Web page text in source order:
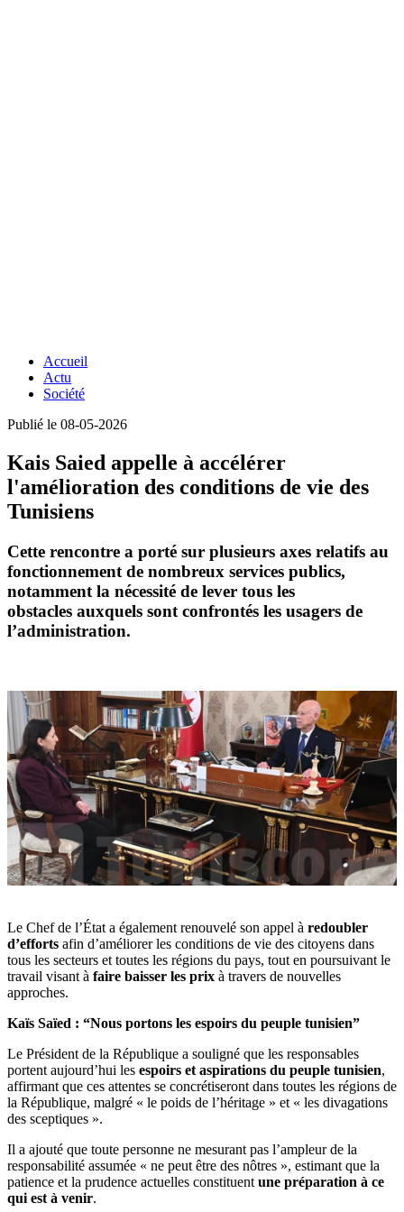
Accueil
Actu
Société
Publié le 08-05-2026
Kais Saied appelle à accélérer
l'amélioration des conditions de vie des
Tunisiens
Cette rencontre a porté sur plusieurs axes relatifs au
fonctionnement de nombreux services publics,
notamment la nécessité de lever tous les
obstacles auxquels sont confrontés les usagers de
l’administration.
Le Chef de l’État a également renouvelé son appel à redoubler
d’efforts afin d’améliorer les conditions de vie des citoyens dans
tous les secteurs et toutes les régions du pays, tout en poursuivant le
travail visant à faire baisser les prix à travers de nouvelles
approches.
Kaïs Saïed : “Nous portons les espoirs du peuple tunisien”
Le Président de la République a souligné que les responsables
portent aujourd’hui les espoirs et aspirations du peuple tunisien,
affirmant que ces attentes se concrétiseront dans toutes les régions de
la République, malgré « le poids de l’héritage » et « les divagations
des sceptiques ».
Il a ajouté que toute personne ne mesurant pas l’ampleur de la
responsabilité assumée « ne peut être des nôtres », estimant que la
patience et la prudence actuelles constituent une préparation à ce
qui est à venir.